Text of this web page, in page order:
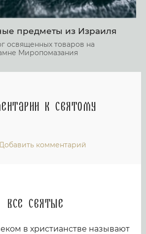
предметы из Израиля
освященных товаров на
Миропомазания
к святому
комментарий
Все святые
в христианстве называют